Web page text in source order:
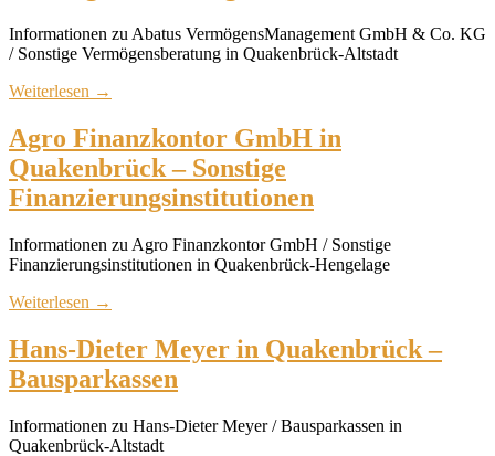
Informationen zu Abatus VermögensManagement GmbH & Co. KG
/ Sonstige Vermögensberatung in Quakenbrück-Altstadt
Weiterlesen →
Agro Finanzkontor GmbH in
Quakenbrück – Sonstige
Finanzierungsinstitutionen
Informationen zu Agro Finanzkontor GmbH / Sonstige
Finanzierungsinstitutionen in Quakenbrück-Hengelage
Weiterlesen →
Hans-Dieter Meyer in Quakenbrück –
Bausparkassen
Informationen zu Hans-Dieter Meyer / Bausparkassen in
Quakenbrück-Altstadt